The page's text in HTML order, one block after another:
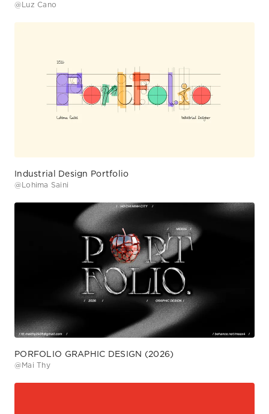
@ Luz Cano
Industrial Design Portfolio
@Lohima Saini
PORFOLIO GRAPHIC DESIGN (2026)
@Mai Thy